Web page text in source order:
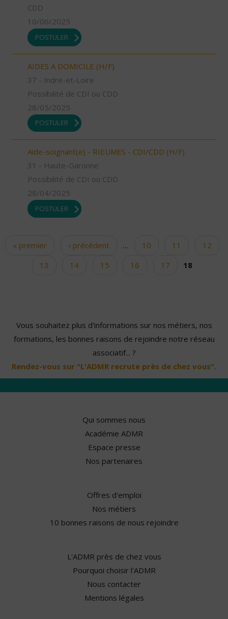
CDD
10/06/2025
POSTULER
AIDES A DOMICILE (H/F)
37 - Indre-et-Loire
Possibilité de CDI ou CDD
28/05/2025
POSTULER
Aide-soignant(e) - RIEUMES - CDI/CDD (H/F)
31 - Haute-Garonne
Possibilité de CDI ou CDD
28/04/2025
POSTULER
Pages
« premier ‹ précédent … 10 11
12
13
14 15 16 17 18
Vous souhaitez plus d'informations sur nos métiers, nos
formations, les bonnes raisons de rejoindre notre réseau
associatif... ?
Rendez-vous sur "L'ADMR recrute près de chez vous".
Qui sommes nous
Académie ADMR
Espace presse
Nos partenaires
Offres d'emploi
Nos métiers
10 bonnes raisons de nous rejoindre
L'ADMR près de chez vous
Pourquoi choisir l'ADMR
Nous contacter
Mentions légales